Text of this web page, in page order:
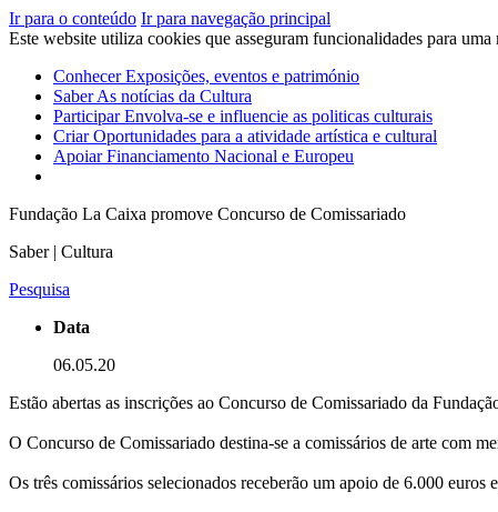
Ir para o conteúdo Ir para navegação principal
Este website utiliza cookies que asseguram funcionalidades para
ConhecerExposições, eventos e património
SaberAs notícias da Cultura
ParticiparEnvolva-se e influencie as politicas culturais
CriarOportunidades para a atividade artística e cultural
ApoiarFinanciamento Nacional e Europeu
Fundação La Caixa promove Concurso de Comissariado
Saber | Cultura
Pesquisa
Data
06.05.20
Estão abertas as inscrições ao Concurso de Comissariado da
O Concurso de Comissariado destina-se a comissários de arte com
Os três comissários selecionados receberão um apoio de 6.000 euros